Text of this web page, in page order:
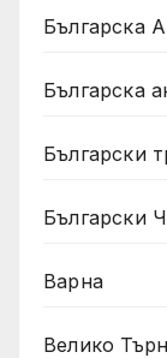
Българска
Българска
Български
Български
Варна
Велико